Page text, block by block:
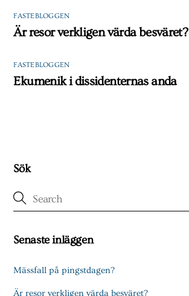
FASTEBLOGGEN
Är resor verkligen värda besväret?
FASTEBLOGGEN
Ekumenik i dissidenternas anda
Sök
Senaste inläggen
Mässfall på pingstdagen?
Är resor verkligen värda besväret?